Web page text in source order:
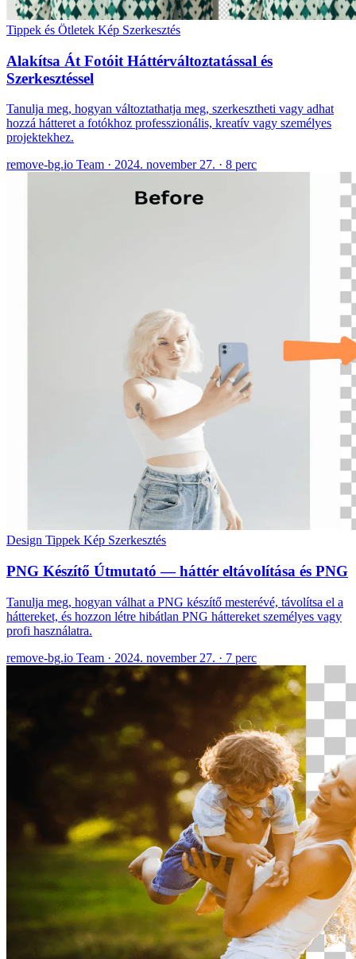
Tippek és Ötletek Kép Szerkesztés
Alakítsa Át Fotóit Háttérváltoztatással és
Szerkesztéssel
Tanulja meg, hogyan változtathatja meg, szerkesztheti vagy adhat
hozzá hátteret a fotókhoz professzionális, kreatív vagy személyes
projektekhez.
remove-bg.io Team · 2024. november 27. · 8 perc
Design Tippek Kép Szerkesztés
PNG Készítő Útmutató — háttér eltávolítása és PNG
Tanulja meg, hogyan válhat a PNG készítő mesterévé, távolítsa el a
háttereket, és hozzon létre hibátlan PNG háttereket személyes vagy
profi használatra.
remove-bg.io Team · 2024. november 27. · 7 perc